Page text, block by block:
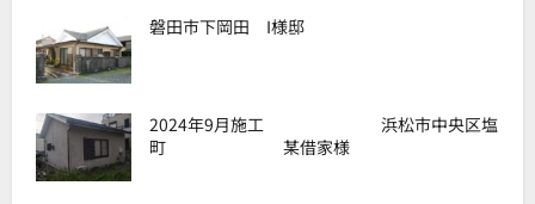
磐田市下岡田 I様邸
2024年9月施工 浜松市中央区塩
町 某借家様